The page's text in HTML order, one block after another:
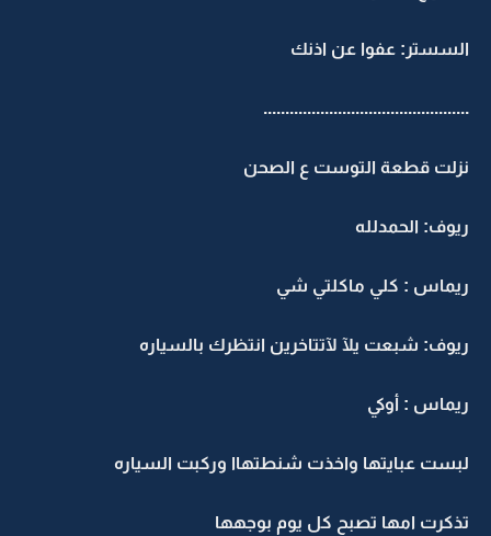
السستر: عفوا عن اذنك
...............................................
نزلت قطعة التوست ع الصحن
ريوف: الحمدلله
ريماس : كلي ماكلتي شي
ريوف: شبعت يلآ لآتتاخرين انتظرك بالسياره
ريماس : أوكي
لبست عبايتها واخذت شنطتهاا وركبت السياره
تذكرت امها تصبح كل يوم بوجهها